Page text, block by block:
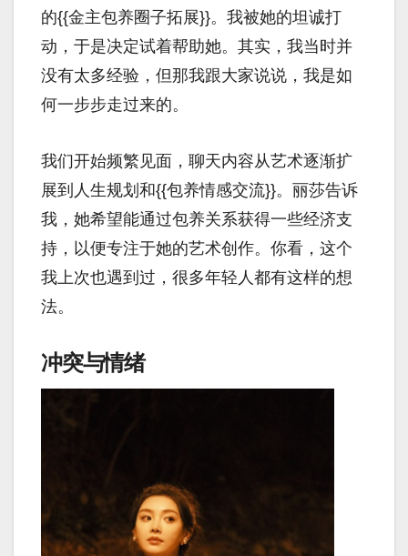
的{{金主包养圈子拓展}}。我被她的坦诚打
动，于是决定试着帮助她。其实，我当时并
没有太多经验，但那我跟大家说说，我是如
何一步步走过来的。
我们开始频繁见面，聊天内容从艺术逐渐扩
展到人生规划和{{包养情感交流}}。丽莎告诉
我，她希望能通过包养关系获得一些经济支
持，以便专注于她的艺术创作。你看，这个
我上次也遇到过，很多年轻人都有这样的想
法。
冲突与情绪